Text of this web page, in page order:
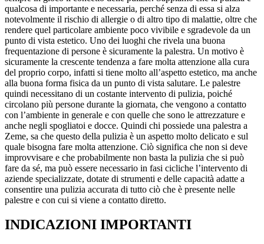
qualcosa di importante e necessaria, perché senza di essa si alza
notevolmente il rischio di allergie o di altro tipo di malattie, oltre che
rendere quel particolare ambiente poco vivibile e sgradevole da un
punto di vista estetico. Uno dei luoghi che rivela una buona
frequentazione di persone è sicuramente la palestra. Un motivo è
sicuramente la crescente tendenza a fare molta attenzione alla cura
del proprio corpo, infatti si tiene molto all’aspetto estetico, ma anche
alla buona forma fisica da un punto di vista salutare. Le palestre
quindi necessitano di un costante intervento di pulizia, poiché
circolano più persone durante la giornata, che vengono a contatto
con l’ambiente in generale e con quelle che sono le attrezzature e
anche negli spogliatoi e docce. Quindi chi possiede una palestra a
Zeme, sa che questo della pulizia è un aspetto molto delicato e sul
quale bisogna fare molta attenzione. Ciò significa che non si deve
improvvisare e che probabilmente non basta la pulizia che si può
fare da sé, ma può essere necessario in fasi cicliche l’intervento di
aziende specializzate, dotate di strumenti e delle capacità adatte a
consentire una pulizia accurata di tutto ciò che è presente nelle
palestre e con cui si viene a contatto diretto.
INDICAZIONI IMPORTANTI